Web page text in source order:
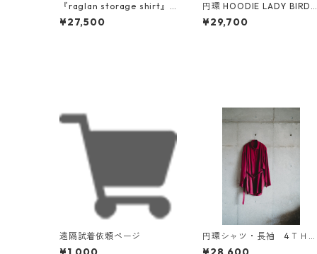
『raglan storage shirt』
ボア素材
¥27,500
円環 HOODIE LADY BIRD
（テントウムシ）
¥29,700
遠隔試着依頼ページ
円環シャツ・長袖 4ＴＨ
ａｎｎｉｖｅｒｓａｒｙ